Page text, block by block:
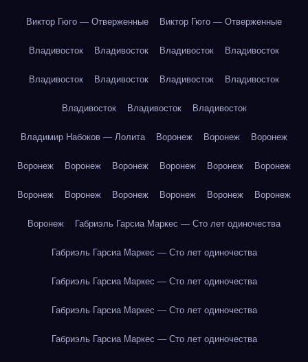
Виктор Гюго — Отверженные Виктор Гюго — Отверженные
Владивосток Владивосток Владивосток Владивосток
Владивосток Владивосток Владивосток Владивосток
Владивосток Владивосток Владивосток
Владимир Набоков — Лолита Воронеж Воронеж Воронеж
Воронеж Воронеж Воронеж Воронеж Воронеж Воронеж
Воронеж Воронеж Воронеж Воронеж Воронеж Воронеж
Воронеж Габриэль Гарсиа Маркес — Сто лет одиночества
Габриэль Гарсиа Маркес — Сто лет одиночества
Габриэль Гарсиа Маркес — Сто лет одиночества
Габриэль Гарсиа Маркес — Сто лет одиночества
Габриэль Гарсиа Маркес — Сто лет одиночества